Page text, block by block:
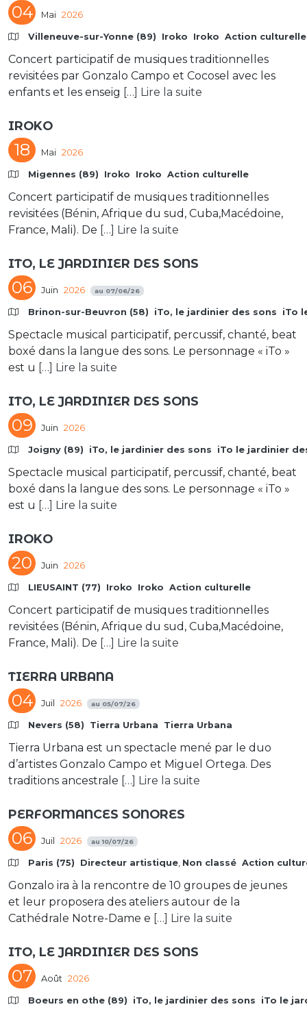
04 Mai 2026
Villeneuve-sur-Yonne (89) Iroko Iroko Action culturelle
Concert participatif de musiques traditionnelles
revisitées par Gonzalo Campo et Cocosel avec les
enfants et les enseig […] Lire la suite
IROKO
18 Mai 2026
Migennes (89) Iroko Iroko Action culturelle
Concert participatif de musiques traditionnelles
revisitées (Bénin, Afrique du sud, Cuba,Macédoine,
France, Mali). De […] Lire la suite
ITO, LE JARDINIER DES SONS
06 Juin 2026 au 07/06/26
Brinon-sur-Beuvron (58) iTo, le jardinier des sons iTo
Spectacle musical participatif, percussif, chanté, beat
boxé dans la langue des sons. Le personnage « iTo »
est u […] Lire la suite
ITO, LE JARDINIER DES SONS
09 Juin 2026
Joigny (89) iTo, le jardinier des sons iTo le jardinier
Spectacle musical participatif, percussif, chanté, beat
boxé dans la langue des sons. Le personnage « iTo »
est u […] Lire la suite
IROKO
20 Juin 2026
LIEUSAINT (77) Iroko Iroko Action culturelle
Concert participatif de musiques traditionnelles
revisitées (Bénin, Afrique du sud, Cuba,Macédoine,
France, Mali). De […] Lire la suite
TIERRA URBANA
04 Juil 2026 au 05/07/26
Nevers (58) Tierra Urbana Tierra Urbana
Tierra Urbana est un spectacle mené par le duo
d’artistes Gonzalo Campo et Miguel Ortega. Des
traditions ancestrale […] Lire la suite
PERFORMANCES SONORES
06 Juil 2026 au 10/07/26
Paris (75) Directeur artistique, Non classé Action
Gonzalo ira à la rencontre de 10 groupes de jeunes
et leur proposera des ateliers autour de la
Cathédrale Notre-Dame e […] Lire la suite
ITO, LE JARDINIER DES SONS
07 Août 2026
Boeurs en othe (89) iTo, le jardinier des sons iTo le